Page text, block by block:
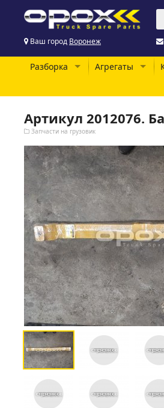
Ваш город Воронеж
Разборка Агрегаты
Артикул 2012076.
Запчасти на грузовик